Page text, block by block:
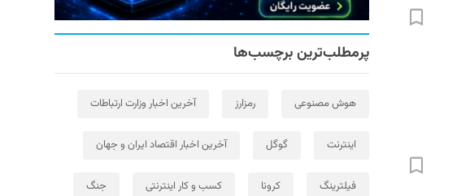
پرمطلب‌ترین برچسب‌ها
هوش مصنوعی رمزارز آخرین اخبار وزارت ارتباطات
اینترنت گوگل آخرین اخبار اقتصاد ایران و جهان
فیلترینگ کرونا کسب و کار اینترنتی جنگ